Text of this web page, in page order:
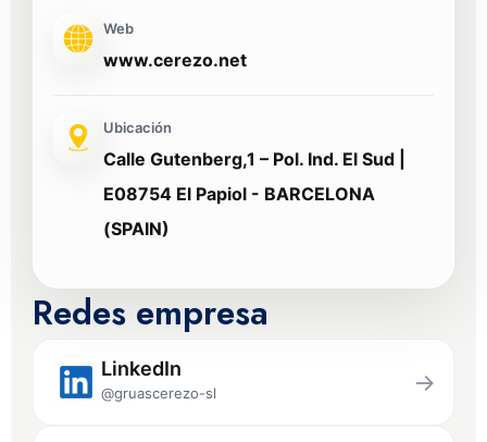
Web
www.cerezo.net
Ubicación
Calle Gutenberg,1 – Pol. Ind. El Sud |
E08754 El Papiol - BARCELONA
(SPAIN)
Redes empresa
LinkedIn
@gruascerezo-sl →